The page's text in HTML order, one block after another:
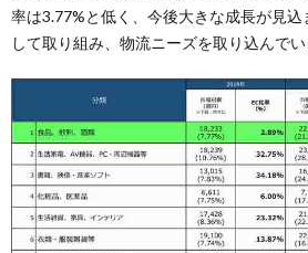
率は3.77%と低く、今後大きな成長が見
して取り組み、物流ニーズを取り込んでい